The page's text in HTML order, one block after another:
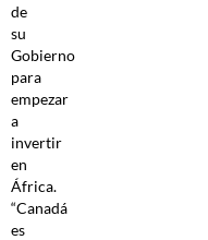
de
su
Gobierno
para
empezar
a
invertir
en
África.
“Canadá
es